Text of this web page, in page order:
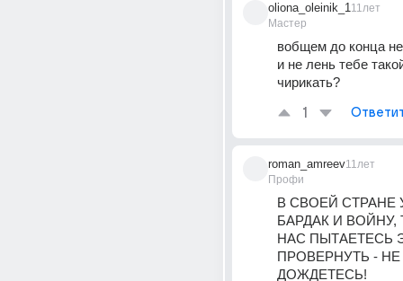
oliona_oleinik_1
Мастер
11лет
вобщем до конца
и не лень тебе
чирикать?
1
roman_amreev
Профи
11лет
В СВОЕЙ СТРАНЕ
БАРДАК И ВОЙНУ,
НАС ПЫТАЕТЕСЬ
ПРОВЕРНУТЬ - НЕ
ДОЖДЕТЕСЬ!